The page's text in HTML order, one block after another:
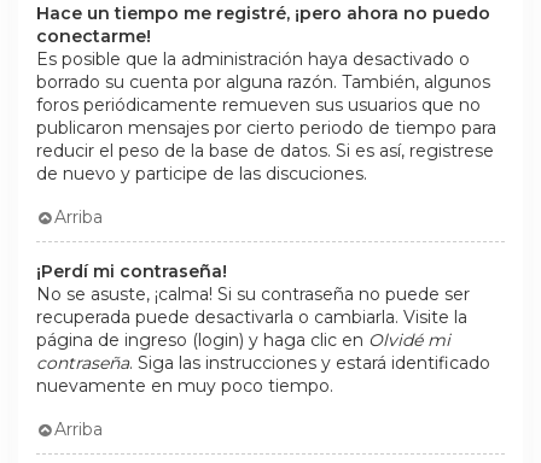
Hace un tiempo me registré, ¡pero ahora no puedo
conectarme!
Es posible que la administración haya desactivado o
borrado su cuenta por alguna razón. También, algunos
foros periódicamente remueven sus usuarios que no
publicaron mensajes por cierto periodo de tiempo para
reducir el peso de la base de datos. Si es así, registrese
de nuevo y participe de las discuciones.
Arriba
¡Perdí mi contraseña!
No se asuste, ¡calma! Si su contraseña no puede ser
recuperada puede desactivarla o cambiarla. Visite la
página de ingreso (login) y haga clic en Olvidé mi
contraseña. Siga las instrucciones y estará identificado
nuevamente en muy poco tiempo.
Arriba